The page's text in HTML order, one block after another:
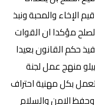
الإخاء والمحبة ونبذ
مؤكدا ان القوات
حكم القانون بعيدا
منهج عمل لجنة
تعمل بكل مهنية احتراف
الامن والسلام